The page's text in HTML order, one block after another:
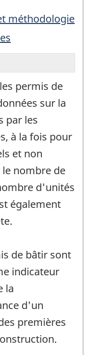
méthodologie
permis de
sur la
par les
à la fois pour
et non
nombre de
d'unités
également
de bâtir sont
indicateur
la
d'un
premières